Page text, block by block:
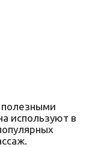
используют в